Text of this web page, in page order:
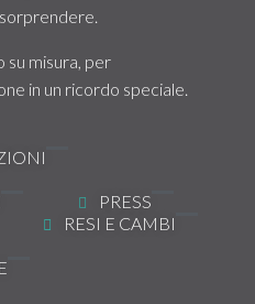
su misura, per
in un ricordo speciale.
PRESS
RESI E CAMBI